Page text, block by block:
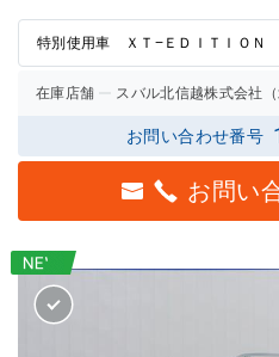
の
特別使用車 ＸＴ−ＥＤＩＴＩＯＮ
在庫店舗 スバル北信越株式会社
お問い合わせ番号
お問い